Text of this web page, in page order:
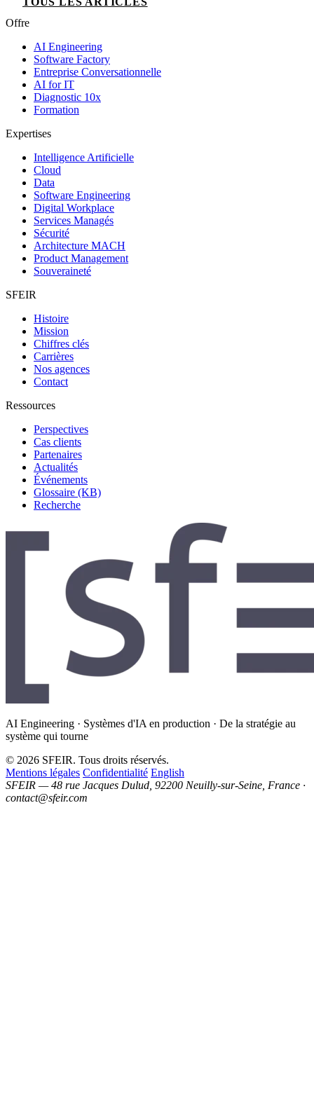
Offre
AI Engineering
Software Factory
Entreprise Conversationnelle
AI for IT
Diagnostic 10x
Formation
Expertises
Intelligence Artificielle
Cloud
Data
Software Engineering
Digital Workplace
Services Managés
Sécurité
Architecture MACH
Product Management
Souveraineté
SFEIR
Histoire
Mission
Chiffres clés
Carrières
Nos agences
Contact
Ressources
Perspectives
Cas clients
Partenaires
Actualités
Événements
Glossaire (KB)
Recherche
AI Engineering · Systèmes d'IA en production · De la stratégie au
système qui tourne
© 2026 SFEIR. Tous droits réservés.
Mentions légales Confidentialité English
SFEIR — 48 rue Jacques Dulud, 92200 Neuilly-sur-Seine, France ·
contact@sfeir.com